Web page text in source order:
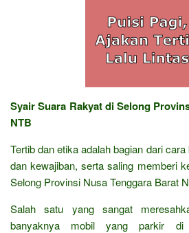
Syair Suara Rakyat di Selong
NTB
Tertib dan etika adalah bagian dari
dan kewajiban, serta saling memberi
Selong Provinsi Nusa Tenggara Barat
Salah satu yang sangat
banyaknya mobil yang parkir